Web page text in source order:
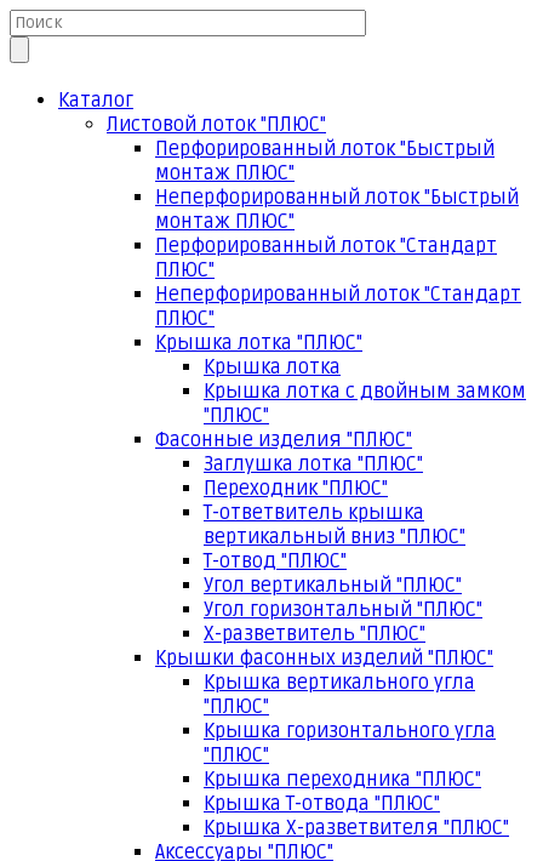
Каталог
Листовой лоток "ПЛЮС"
Перфорированный лоток "Быстрый
монтаж ПЛЮС"
Неперфорированный лоток "Быстрый
монтаж ПЛЮС"
Перфорированный лоток "Стандарт
ПЛЮС"
Неперфорированный лоток "Стандарт
ПЛЮС"
Крышка лотка "ПЛЮС"
Крышка лотка
Крышка лотка с двойным замком
"ПЛЮС"
Фасонные изделия "ПЛЮС"
Заглушка лотка "ПЛЮС"
Переходник "ПЛЮС"
Т-ответвитель крышка
вертикальный вниз "ПЛЮС"
Т-отвод "ПЛЮС"
Угол вертикальный "ПЛЮС"
Угол горизонтальный "ПЛЮС"
Х-разветвитель "ПЛЮС"
Крышки фасонных изделий "ПЛЮС"
Крышка вертикального угла
"ПЛЮС"
Крышка горизонтального угла
"ПЛЮС"
Крышка переходника "ПЛЮС"
Крышка Т-отвода "ПЛЮС"
Крышка Х-разветвителя "ПЛЮС"
Аксессуары "ПЛЮС"